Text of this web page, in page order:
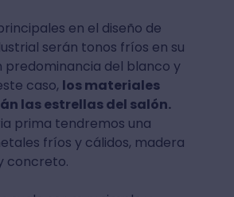
en el diseño de
serán tonos fríos en su
predominancia del blanco y
caso, los materiales
las estrellas del salón.
prima tendremos una
fríos y cálidos, madera
concreto.